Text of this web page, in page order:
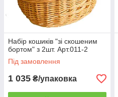
Набір кошиків "зі скошеним
бортом" з 2шт. Арт.011-2
Під замовлення
1 035 ₴/упаковка